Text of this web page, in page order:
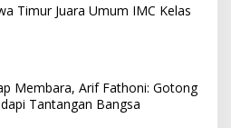
Timur Juara Umum IMC Kelas
Membara, Arif Fathoni: Gotong
Tantangan Bangsa